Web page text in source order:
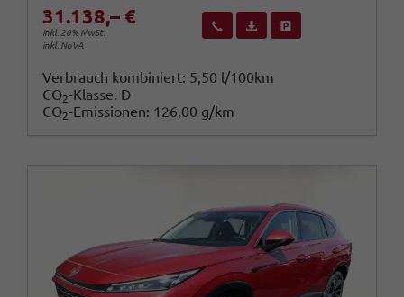
31.138,– €
inkl. 20% MwSt.
inkl. NoVA
Wir rufen Sie anFahrzeugexposé (PDF)
Verbrauch kombiniert: 5,50 l/100km
CO2-Klasse: D
CO2-Emissionen: 126,00 g/km